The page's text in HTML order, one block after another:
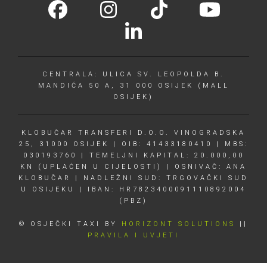
CENTRALA: ULICA SV. LEOPOLDA B.
MANDIĆA 50 A, 31 000 OSIJEK (MALL
OSIJEK)
KLOBUČAR TRANSFERI D.O.O. VINOGRADSKA
25, 31000 OSIJEK | OIB: 41433180410 | MBS:
030193760 | TEMELJNI KAPITAL: 20.000,00
KN (UPLAĆEN U CIJELOSTI) | OSNIVAČ: ANA
KLOBUČAR | NADLEŽNI SUD: TRGOVAČKI SUD
U OSIJEKU | IBAN: HR7823400091110892004
(PBZ)
© OSJEČKI TAXI BY HORIZONT SOLUTIONS
||
PRAVILA I UVJETI